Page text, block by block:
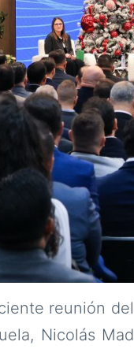
reunión
Nicolás